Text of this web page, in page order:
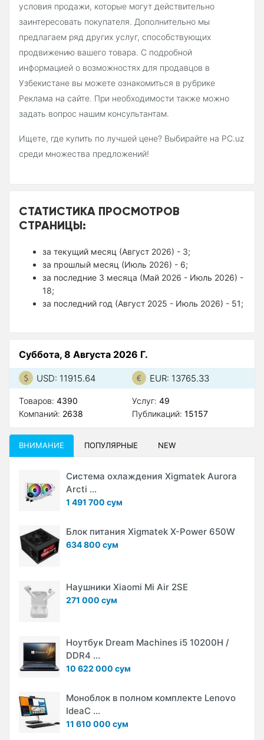
условия продажи, которые могут действительно
заинтересовать покупателя. Дополнительно мы
предлагаем ряд других услуг, способствующих
продвижению вашего товара. С подробной
информацией о возможностях для продавцов в
Узбекистане вы можете ознакомиться в рубрике
Реклама на сайте. При необходимости также можно
задать вопрос нашим консультантам.
Ищете, где купить по лучшей цене? Выбирайте на PC.uz
среди множества предложений!
СТАТИСТИКА ПРОСМОТРОВ
СТРАНИЦЫ:
за текущий месяц (Август 2026) - 3;
за прошлый месяц (Июль 2026) - 6;
за последние 3 месяца (Май 2026 - Июль 2026) -
18;
за последний год (Август 2025 - Июль 2026) - 51;
Суббота, 8 Августа 2026 Г.
USD: 11915.64 EUR: 13765.33
Товаров: 4390
Компаний: 2638
Услуг: 49
Публикаций: 15157
ВНИМАНИЕ ПОПУЛЯРНЫЕ NEW
Система охлаждения Xigmatek Aurora
Arcti ...
1 491 700 сум
Блок питания Xigmatek X-Power 650W
634 800 сум
Наушники Xiaomi Mi Air 2SE
271 000 сум
Ноутбук Dream Machines i5 10200H /
DDR4 ...
10 622 000 сум
Моноблок в полном комплекте Lenovo
IdeaC ...
11 610 000 сум